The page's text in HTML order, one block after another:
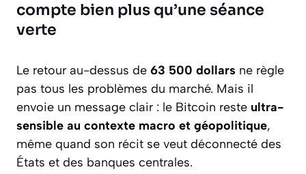
compte bien plus qu’une séance
verte
Le retour au-dessus de 63 500 dollars ne règle
pas tous les problèmes du marché. Mais il
envoie un message clair : le Bitcoin reste ultra-
sensible au contexte macro et géopolitique,
même quand son récit se veut déconnecté des
États et des banques centrales.